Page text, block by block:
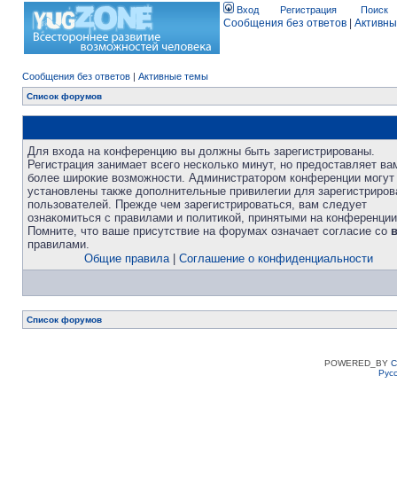
Вход Регистрация Поиск
Сообщения без ответов
Сообщения без ответов | Активные темы
Список форумов
Для входа на конференцию вы должны быть зарегистрированы.
Регистрация занимает всего несколько минут, но предоставляет
более широкие возможности. Администратором конференции
установлены также дополнительные привилегии для
пользователей. Прежде чем зарегистрироваться, вам следует
ознакомиться с правилами и политикой, принятыми на
Помните, что ваше присутствие на форумах означает согласие со
правилами.
Общие правила| Соглашение о конфиденциальности
Список форумов
POWERED_BY